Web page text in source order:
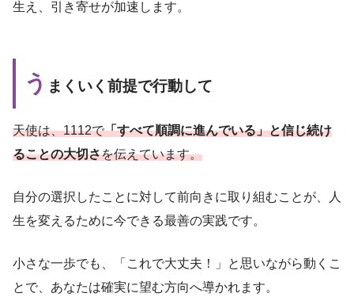
生え、引き寄せが加速します。
う まくいく前提で行動して
天使は、1112で「すべて順調に進んでいる」と信じ続け
ることの大切さを伝えています。
自分の選択したことに対して前向きに取り組むことが、人
生を変えるために今できる最善の実践です。
小さな一歩でも、「これで大丈夫！」と思いながら動くこ
とで、あなたは確実に望む方向へ導かれます。